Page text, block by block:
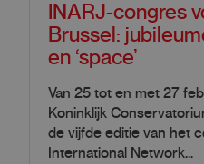
INARJ-congres
Brussel:
en ‘space’
Van 25 tot en met 27
Koninklijk
de vijfde editie van het
International Network...